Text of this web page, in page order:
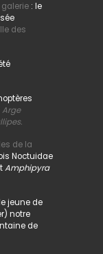
: le
des
Arge
de la
Noctuidae
Amphipyra
jeune de
notre
de